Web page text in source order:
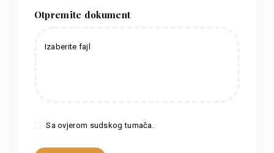
Otpremite dokument
Izaberite fajl
Sa ovjerom sudskog tumača.